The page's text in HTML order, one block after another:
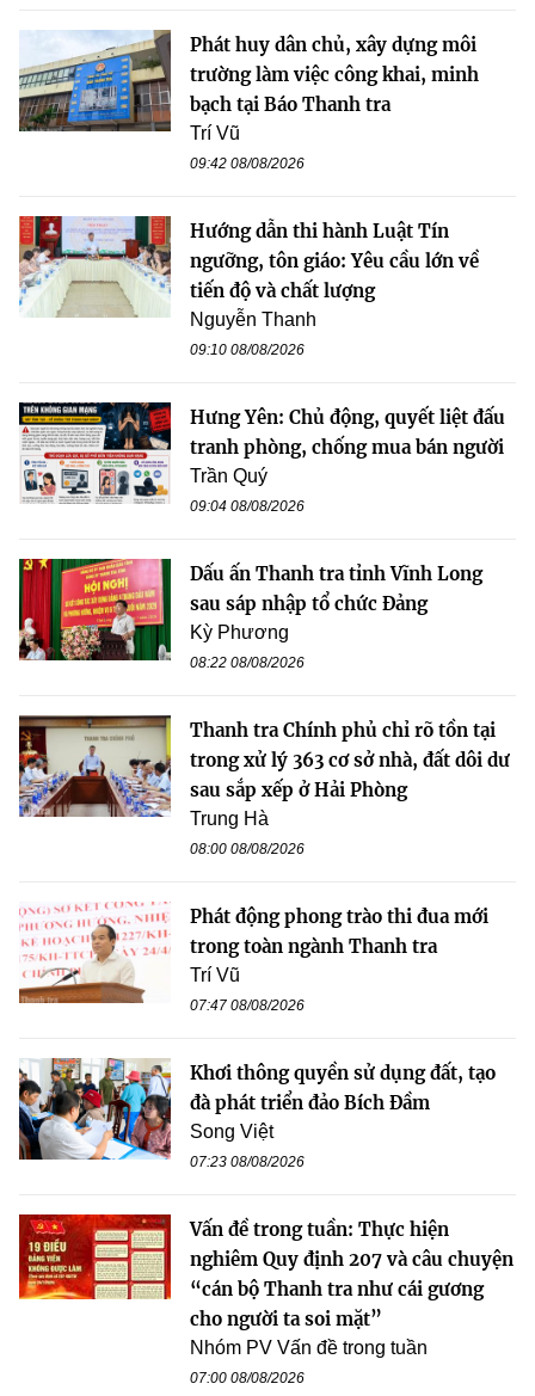
Phát huy dân chủ, xây dựng môi
trường làm việc công khai, minh
bạch tại Báo Thanh tra
Trí Vũ
09:42 08/08/2026
Hướng dẫn thi hành Luật Tín
ngưỡng, tôn giáo: Yêu cầu lớn về
tiến độ và chất lượng
Nguyễn Thanh
09:10 08/08/2026
Hưng Yên: Chủ động, quyết liệt đấu
tranh phòng, chống mua bán người
Trần Quý
09:04 08/08/2026
Dấu ấn Thanh tra tỉnh Vĩnh Long
sau sáp nhập tổ chức Đảng
Kỳ Phương
08:22 08/08/2026
Thanh tra Chính phủ chỉ rõ tồn tại
trong xử lý 363 cơ sở nhà, đất dôi dư
sau sắp xếp ở Hải Phòng
Trung Hà
08:00 08/08/2026
Phát động phong trào thi đua mới
trong toàn ngành Thanh tra
Trí Vũ
07:47 08/08/2026
Khơi thông quyền sử dụng đất, tạo
đà phát triển đảo Bích Đầm
Song Việt
07:23 08/08/2026
Vấn đề trong tuần: Thực hiện
nghiêm Quy định 207 và câu chuyện
“cán bộ Thanh tra như cái gương
cho người ta soi mặt”
Nhóm PV Vấn đề trong tuần
07:00 08/08/2026